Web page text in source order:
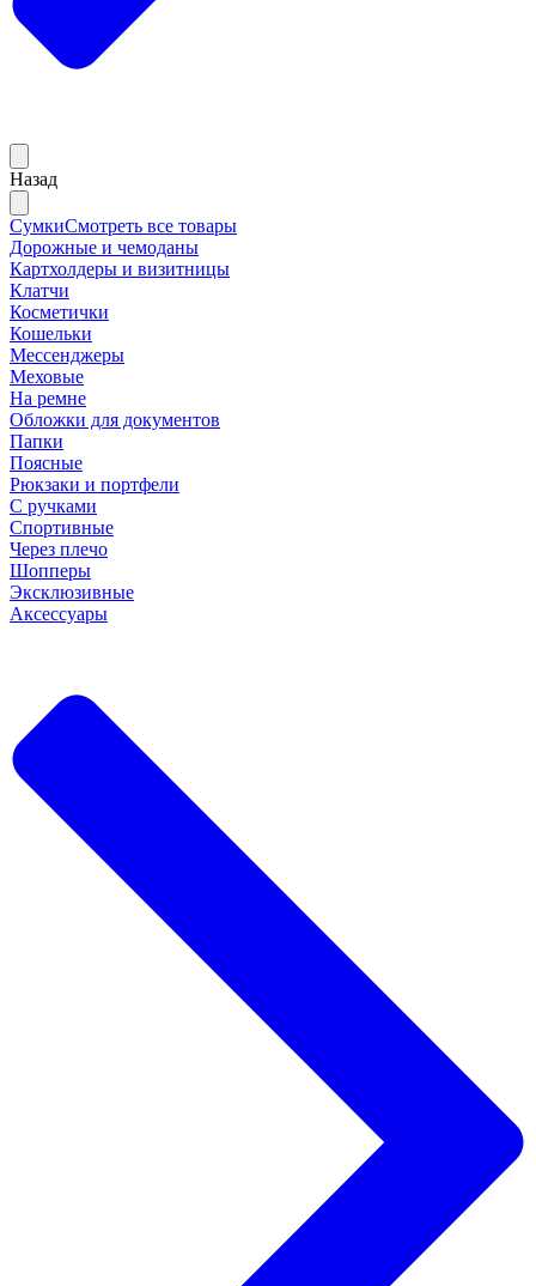
Назад
СумкиСмотреть все товары
Дорожные и чемоданы
Картхолдеры и визитницы
Клатчи
Косметички
Кошельки
Мессенджеры
Меховые
На ремне
Обложки для документов
Папки
Поясные
Рюкзаки и портфели
С ручками
Спортивные
Через плечо
Шопперы
Эксклюзивные
Аксессуары